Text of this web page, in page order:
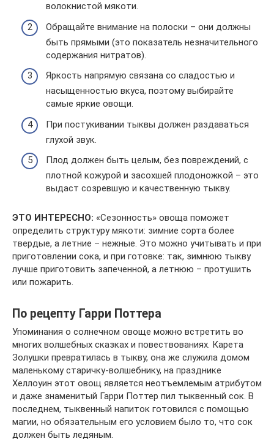
волокнистой мякоти.
Обращайте внимание на полоски – они должны
быть прямыми (это показатель незначительного
содержания нитратов).
Яркость напрямую связана со сладостью и
насыщенностью вкуса, поэтому выбирайте
самые яркие овощи.
При постукивании тыквы должен раздаваться
глухой звук.
Плод должен быть целым, без повреждений, с
плотной кожурой и засохшей плодоножкой – это
выдаст созревшую и качественную тыкву.
ЭТО ИНТЕРЕСНО: «Сезонность» овоща поможет
определить структуру мякоти: зимние сорта более
твердые, а летние – нежные. Это можно учитывать и при
приготовлении сока, и при готовке: так, зимнюю тыкву
лучше приготовить запеченной, а летнюю – протушить
или пожарить.
По рецепту Гарри Поттера
Упоминания о солнечном овоще можно встретить во
многих волшебных сказках и повествованиях. Карета
Золушки превратилась в тыкву, она же служила домом
маленькому старичку-волшебнику, на празднике
Хеллоуин этот овощ является неотъемлемым атрибутом
и даже знаменитый Гарри Поттер пил тыквенный сок. В
последнем, тыквенный напиток готовился с помощью
магии, но обязательным его условием было то, что сок
должен быть ледяным.